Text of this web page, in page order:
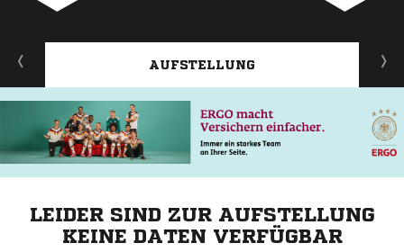
AUFSTELLUNG
LEIDER SIND ZUR AUFSTELLUNG
KEINE DATEN VERFÜGBAR